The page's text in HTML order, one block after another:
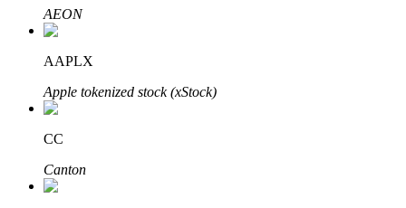
Stake Etmeyi Öğrenin
AEON
AAPLX
Apple tokenized stock (xStock)
CC
Canton